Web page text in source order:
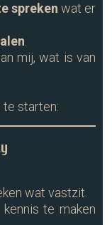
spreken wat er
.
mij, wat is van
starten:
wat vastzit.
te maken